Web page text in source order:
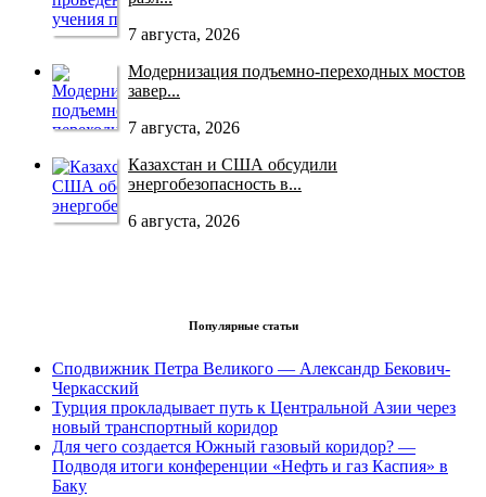
7 августа, 2026
Модернизация подъемно-переходных мостов
завер...
7 августа, 2026
Казахстан и США обсудили
энергобезопасность в...
6 августа, 2026
Популярные статьи
Сподвижник Петра Великого — Александр Бекович-
Черкасский
Турция прокладывает путь к Центральной Азии через
новый транспортный коридор
Для чего создается Южный газовый коридор? —
Подводя итоги конференции «Нефть и газ Каспия» в
Баку